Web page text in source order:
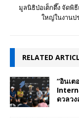
มูลนิธิป่อเต็กตึ๊ง จัดพิ
ใหญ่ในงานป
RELATED
“อินเ
ดวลว